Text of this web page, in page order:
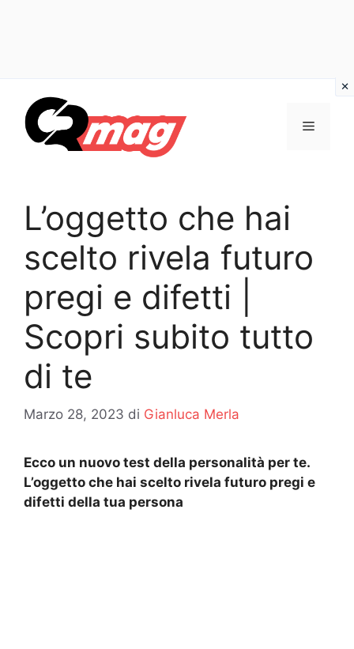
contenuto
Menu
L’oggetto che hai
scelto rivela futuro
pregi e difetti |
Scopri subito tutto
di te
Marzo 28, 2023 di Gianluca Merla
Ecco un nuovo test della personalità per te.
L’oggetto che hai scelto rivela futuro pregi e
difetti della tua persona